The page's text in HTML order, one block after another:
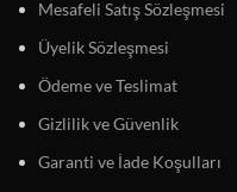
Mesafeli Satış Sözleşmesi
Üyelik Sözleşmesi
Ödeme ve Teslimat
Gizlilik ve Güvenlik
Garanti ve İade Koşulları